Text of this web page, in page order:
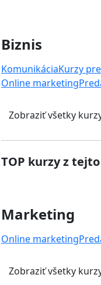
Biznis
KomunikáciaKurzy
Online marketing
Zobraziť všetky
TOP kurzy z
Marketing
Online marketing
Zobraziť všetky